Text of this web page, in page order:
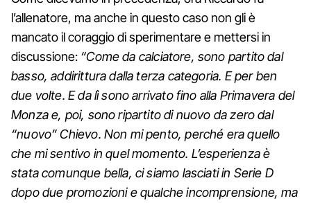
l’allenatore, ma anche in questo caso non gli è
mancato il coraggio di sperimentare e mettersi in
discussione: “Come da calciatore, sono partito dal
basso, addirittura dalla terza categoria. E per ben
due volte. E da lì sono arrivato fino alla Primavera del
Monza e, poi, sono ripartito di nuovo da zero dal
“nuovo” Chievo. Non mi pento, perché era quello
che mi sentivo in quel momento. L’esperienza è
stata comunque bella, ci siamo lasciati in Serie D
dopo due promozioni e qualche incomprensione, ma